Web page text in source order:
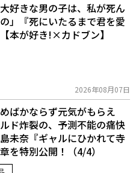
好きな男の子は、私が死ん
」――『死にいたるまで君を愛
本が好き!×カドブン】
2026年08月07日
ばかならず元気がもらえ
ド炸裂の、予測不能の痛快
未奈『ギャルにひかれて寺
を特別公開！（4/4）